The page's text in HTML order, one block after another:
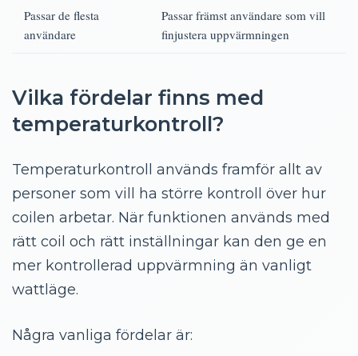
Passar de flesta
användare
Passar främst användare som vill
finjustera uppvärmningen
Vilka fördelar finns med
temperaturkontroll?
Temperaturkontroll används framför allt av
personer som vill ha större kontroll över hur
coilen arbetar. När funktionen används med
rätt coil och rätt inställningar kan den ge en
mer kontrollerad uppvärmning än vanligt
wattläge.
Några vanliga fördelar är: